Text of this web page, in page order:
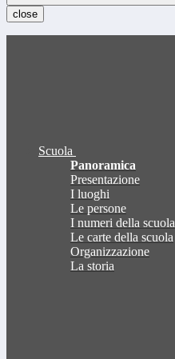
close
Scuola
Panoramica
Presentazione
I luoghi
Le persone
I numeri della scuola
Le carte della scuola
Organizzazione
La storia